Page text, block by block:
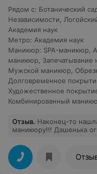
Рядом с: Ботанический
Независимости
Академия наук
Метро: Академия наук
Маникюр: SPA-маникюр
маникюр
Запечатывание
Мужской маникюр
Долговременное
Художественное
Комбинированный
Отзыв. Наконец-то
маникюру!!! Дашенька
клиент Галина)